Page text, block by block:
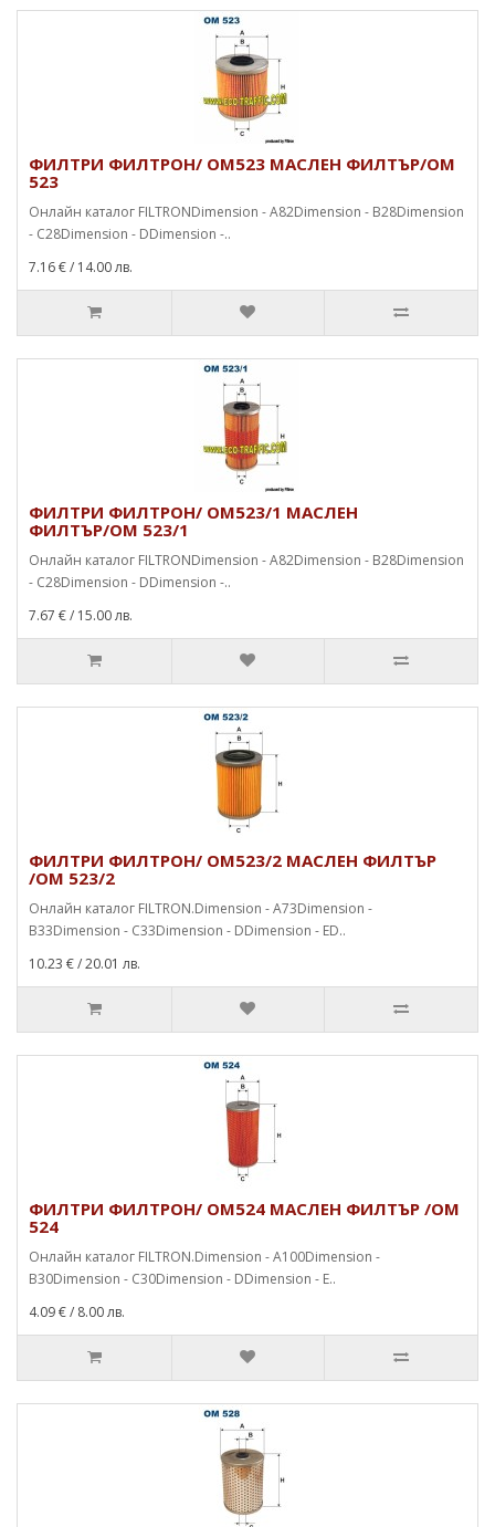
ФИЛТРИ ФИЛТРОН/ OM523 МАСЛЕН ФИЛТЪР/OM
523
Онлайн каталог FILTRONDimension - A82Dimension - B28Dimension
- C28Dimension - DDimension -..
7.16 €/ 14.00 лв.
ФИЛТРИ ФИЛТРОН/ OM523/1 МАСЛЕН
ФИЛТЪР/OM 523/1
Онлайн каталог FILTRONDimension - A82Dimension - B28Dimension
- C28Dimension - DDimension -..
7.67 €/ 15.00 лв.
ФИЛТРИ ФИЛТРОН/ OM523/2 МАСЛЕН ФИЛТЪР
/OM 523/2
Онлайн каталог FILTRON.Dimension - A73Dimension -
B33Dimension - C33Dimension - DDimension - ED..
10.23 €/ 20.01 лв.
ФИЛТРИ ФИЛТРОН/ OM524 МАСЛЕН ФИЛТЪР /OM
524
Онлайн каталог FILTRON.Dimension - A100Dimension -
B30Dimension - C30Dimension - DDimension - E..
4.09 €/ 8.00 лв.